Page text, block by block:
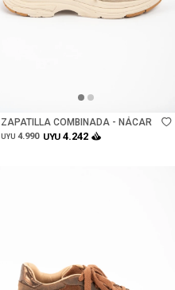
ZAPATILLA COMBINADA - NÁCAR
UYU 4.990 UYU 4.242